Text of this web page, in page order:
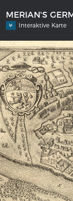
MERIAN'S
Interaktive Karte
Image
Imprint